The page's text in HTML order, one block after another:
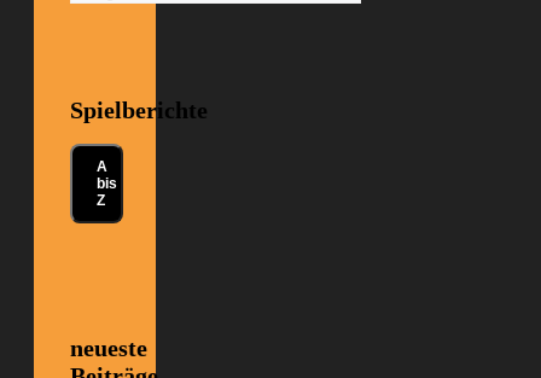
Spielberichte
A
bis
Z
neueste